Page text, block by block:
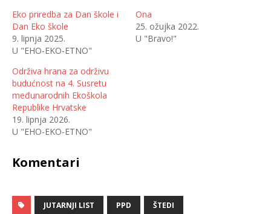
e
l
i
n
a
T
w
t
t
e
r
u
(
O
t
v
a
e
m
p
o
d
i
e
i
t
e
n
a
F
a
c
e
b
u
a
r
Eko priredba za Dan škole i
Dan Eko škole
9. lipnja 2025.
U "EHO-EKO-ETNO"
Ona
25. ožujka 2022.
U "Bravo!"
Održiva hrana za održivu
budućnost na 4. Susretu
međunarodnih Ekoškola
Republike Hrvatske
19. lipnja 2026.
U "EHO-EKO-ETNO"
Komentari
JUTARNJI LIST PPD ŠTEDI